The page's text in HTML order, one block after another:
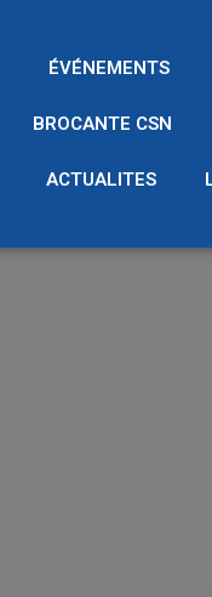
ÉVÉNEMENTS
BROCANTE CSN
ACTUALITES